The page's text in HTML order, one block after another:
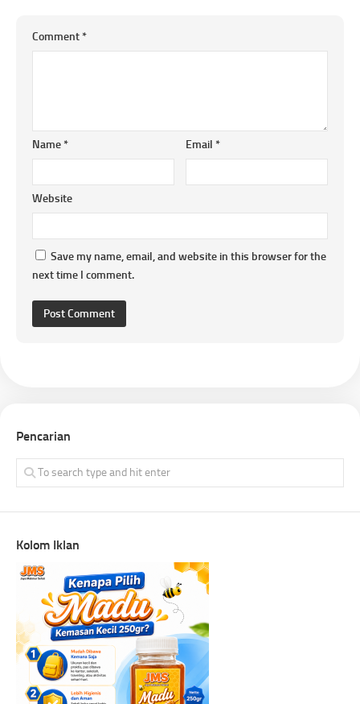
Comment*
Name* Email*
Website
Save my name, email, and website in this browser for the
next time I comment.
Pencarian
Kolom Iklan